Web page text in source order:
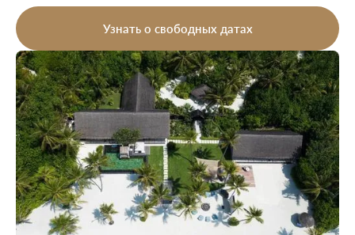
привилегии.
Узнать о свободных датах